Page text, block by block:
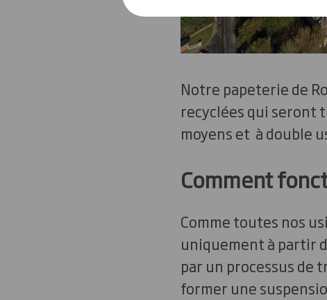
Notre papeterie de
recyclées qui seront
moyens et à double
Comment
Comme toutes nos
uniquement à partir
par un processus de
former une